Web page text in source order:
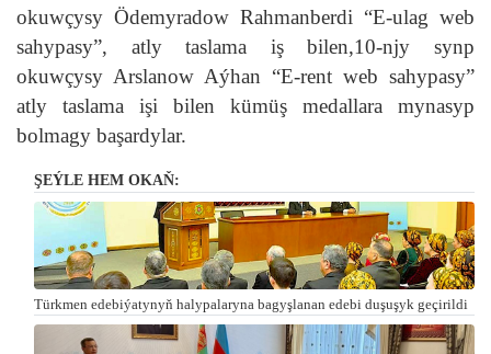
okuwçysy Ödemyradow Rahmanberdi “E-ulag web
sahypasy”, atly taslama iş bilen,10-njy synp
okuwçysy Arslanow Aýhan “E-rent web sahypasy”
atly taslama işi bilen kümüş medallara mynasyp
bolmagy başardylar.
ŞEÝLE HEM OKAŇ:
Türkmen edebiýatynyň halypalaryna bagyşlanan edebi duşuşyk geçirildi